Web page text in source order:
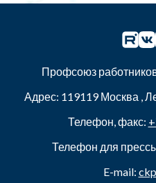
Профсоюз
Адрес: 119119Москва ,
Телефон, факс:
Телефон для
E-mail: